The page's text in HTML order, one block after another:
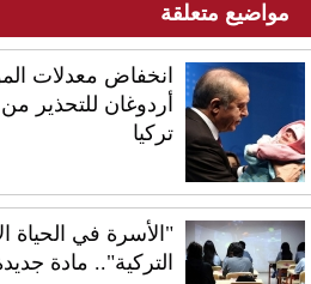
مواضيع متعلقة
انخفاض معدلات
أردوغان للتحذير
تركيا
"الأسرة في الحياة
التركية".. مادة